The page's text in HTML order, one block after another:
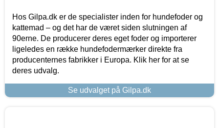
Hos Gilpa.dk er de specialister inden for hundefoder og
kattemad – og det har de været siden slutningen af
90erne. De producerer deres eget foder og importerer
ligeledes en række hundefodermærker direkte fra
producenternes fabrikker i Europa. Klik her for at se
deres udvalg.
Se udvalget på Gilpa.dk